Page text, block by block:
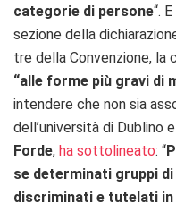
categorie di persone“.
sezione della
tre della Convenzione,
“alle forme più gravi di
intendere che non sia
dell’università di Dublino
Forde, ha sottolineato: “
se determinati gruppi
discriminati e tutelati in